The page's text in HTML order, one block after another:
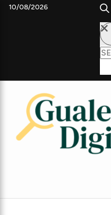
con los pagos de agosto:
10/08/2026